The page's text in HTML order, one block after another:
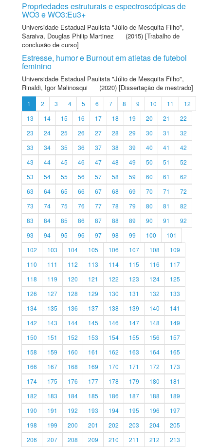
Propriedades estruturais e espectroscópicas de
WO3 e WO3:Eu3+
Universidade Estadual Paulista "Júlio de Mesquita Filho",
Saraiva, Douglas Philip Martinez
(2015) [Trabalho de
conclusão de curso]
Estresse, humor e Burnout em atletas de futebol
feminino
Universidade Estadual Paulista "Júlio de Mesquita Filho",
Rinaldi, Igor Malinosqui
(2020) [Dissertação de mestrado]
1 2 3 4 5 6 7 8 9 10 11
12
13
14 15 16 17 18 19 20 21
22
23
24 25 26 27 28 29 30 31
32
33
34 35 36 37 38 39 40 41
42
43
44 45 46 47 48 49 50 51
52
53
54 55 56 57 58 59 60 61
62
63
64 65 66 67 68 69 70 71
72
73
74 75 76 77 78 79 80 81
82
83
84 85 86 87 88 89 90 91
92
93
94 95 96 97 98 99 100
101
102
103 104 105 106 107 108
109
110
111 112 113 114 115 116
117
118
119 120 121 122 123 124
125
126
127 128 129 130 131 132
133
134
135 136 137 138 139 140
141
142
143 144 145 146 147 148
149
150
151 152 153 154 155 156
157
158
159 160 161 162 163 164
165
166
167 168 169 170 171 172
173
174
175 176 177 178 179 180
181
182
183 184 185 186 187 188
189
190
191 192 193 194 195 196
197
198
199 200 201 202 203 204
205
206
207 208 209 210 211 212
213